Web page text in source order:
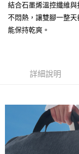
7-11取貨付款
每筆NT$100，滿
每筆NT$150，滿
國際運送
結合石墨烯溫控纖維
不悶熱，讓雙腳一整
能保持乾爽。
詳細說明